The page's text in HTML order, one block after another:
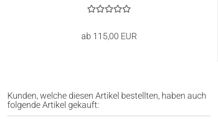
ab 115,00 EUR
Kunden, welche diesen Artikel bestellten, haben auch
folgende Artikel gekauft: